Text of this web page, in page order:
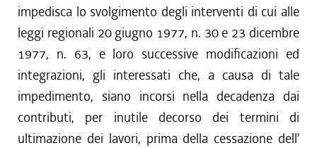
impedisca lo svolgimento degli interventi di cui alle
leggi regionali 20 giugno 1977, n. 30 e 23 dicembre
1977, n. 63, e loro successive modificazioni ed
integrazioni, gli interessati che, a causa di tale
impedimento, siano incorsi nella decadenza dai
contributi, per inutile decorso dei termini di
ultimazione dei lavori, prima della cessazione dell'